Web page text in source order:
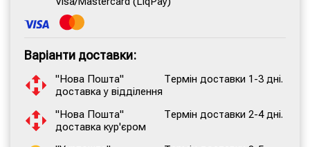
Варіанти доставки:
"Нова Пошта"
доставка у відділення
Термін доставки 1-3 дні.
"Нова Пошта"
доставка кур'єром
Термін доставки 2-4 дні.